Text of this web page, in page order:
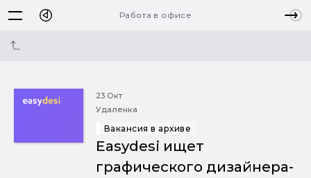
Работа в офисе
23 Окт
Удаленка
Вакансия в архиве
Easydesi ищет
графического дизайнера-